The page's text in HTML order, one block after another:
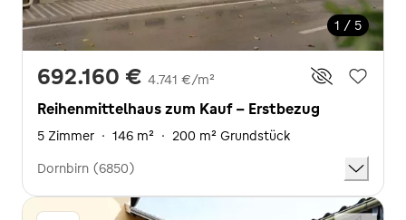
1 / 5
692.160 € 4.741 €/m²
Reihenmittelhaus zum Kauf - Erstbezug
5 Zimmer · 146 m² · 200 m² Grundstück
Dornbirn (6850)